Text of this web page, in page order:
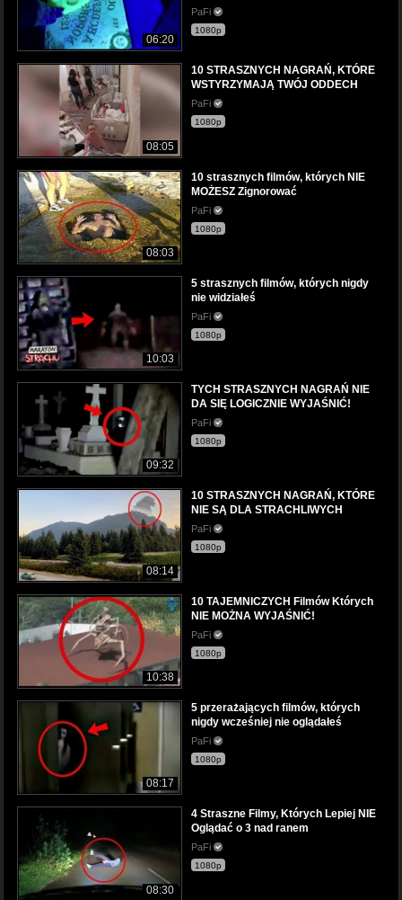
06:20
PaFi
1080p
08:05
10 STRASZNYCH NAGRAŃ, KTÓRE
WSTYRZYMAJĄ TWÓJ ODDECH
PaFi
1080p
08:03
10 strasznych filmów, których NIE
MOŻESZ Zignorować
PaFi
1080p
10:03
5 strasznych filmów, których nigdy
nie widziałeś
PaFi
1080p
09:32
TYCH STRASZNYCH NAGRAŃ NIE
DA SIĘ LOGICZNIE WYJAŚNIĆ!
PaFi
1080p
08:14
10 STRASZNYCH NAGRAŃ, KTÓRE
NIE SĄ DLA STRACHLIWYCH
PaFi
1080p
10:38
10 TAJEMNICZYCH Filmów Których
NIE MOŻNA WYJAŚNIĆ!
PaFi
1080p
08:17
5 przerażających filmów, których
nigdy wcześniej nie oglądałeś
PaFi
1080p
08:30
4 Straszne Filmy, Których Lepiej NIE
Oglądać o 3 nad ranem
PaFi
1080p